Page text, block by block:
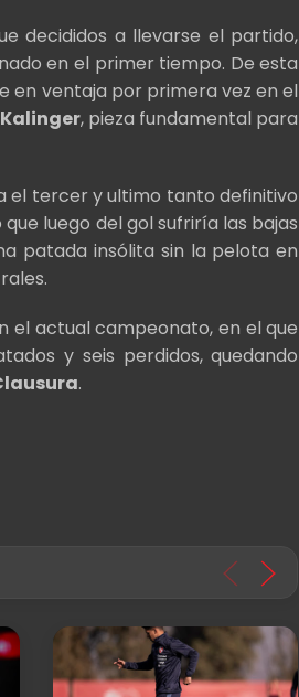
decididos a llevarse el partido,
en el primer tiempo. De esta
en ventaja por primera vez en el
Kalinger, pieza fundamental para
el tercer y ultimo tanto definitivo
luego del gol sufriría las bajas
patada insólita sin la pelota en
el actual campeonato, en el que
y seis perdidos, quedando
.